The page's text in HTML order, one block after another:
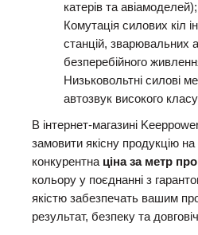
катерів та авіамоделей);
Комутація силових кіл
станцій, зварювальних
безперебійного
Низьковольтні силові
автозвук високого
В інтернет-магазині
замовити якісну продукцію
конкурентна ціна за метр
кольору у поєднанні з
якістю забезпечать вашим
результат, безпеку та